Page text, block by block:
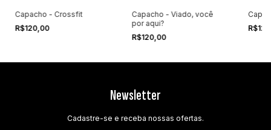
Capacho - Crossfit
R$120,00
Capacho - Viado, você
por aqui?
R$120,00
Newsletter
Cadastre-se e receba nossas ofertas.